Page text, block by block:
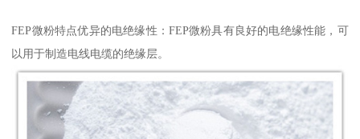
FEP微粉特点优异的电绝缘性：FEP微粉具有良好的电绝缘性能，可
以用于制造电线电缆的绝缘层。